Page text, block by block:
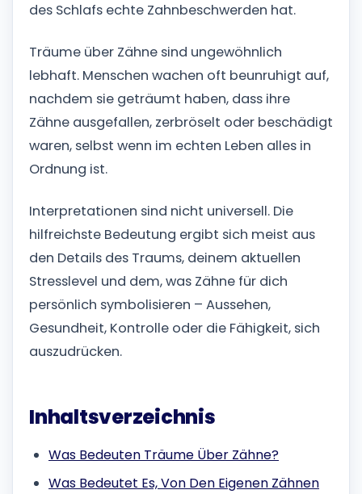
des Schlafs echte Zahnbeschwerden hat.
Träume über Zähne sind ungewöhnlich
lebhaft. Menschen wachen oft beunruhigt auf,
nachdem sie geträumt haben, dass ihre
Zähne ausgefallen, zerbröselt oder beschädigt
waren, selbst wenn im echten Leben alles in
Ordnung ist.
Interpretationen sind nicht universell. Die
hilfreichste Bedeutung ergibt sich meist aus
den Details des Traums, deinem aktuellen
Stresslevel und dem, was Zähne für dich
persönlich symbolisieren – Aussehen,
Gesundheit, Kontrolle oder die Fähigkeit, sich
auszudrücken.
Inhaltsverzeichnis
Was Bedeuten Träume Über Zähne?
Was Bedeutet Es, Von Den Eigenen Zähnen